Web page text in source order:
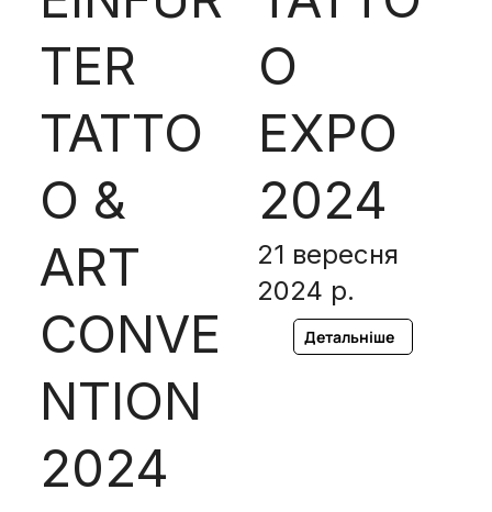
TER
TATTO
O &
ART
CONVE
NTION
2024
O
EXPO
2024
21 вересня
2024 р.
Детальніше